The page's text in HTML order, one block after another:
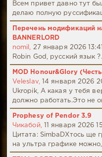
Всем привет давно тут
делаю полную
Перечень модификаций
BANNERLORD
nomil,
27 января 2026 13:41
Robin God, русский язык
MOD Honour&Glory
Veleslav,
14 января 2026
Ukropik, А какая у тебя
должно работать.Это не
Prophesy of Pendor 3.9
Чикабой,
11 января 2026
Цитата: SimbaDХтось ще
на ультра графике